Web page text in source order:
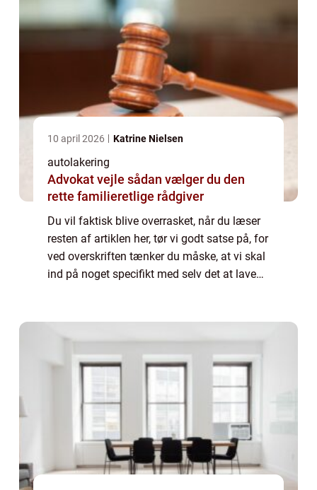
10 april 2026 Katrine Nielsen
autolakering
Advokat vejle sådan vælger du den
rette familieretlige rådgiver
Du vil faktisk blive overrasket, når du læser
resten af artiklen her, tør vi godt satse på, for
ved overskriften tænker du måske, at vi skal
ind på noget specifikt med selv det at lave